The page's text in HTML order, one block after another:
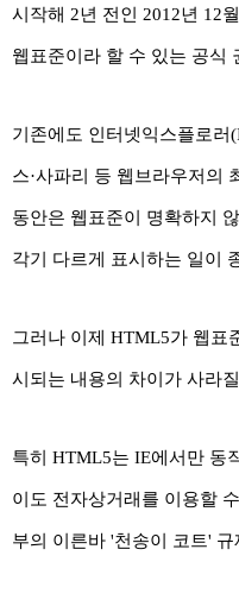
시작해 2년 전인 2012년 12
웹표준이라 할 수 있는 공식
기존에도 인터넷익스플로러
스·사파리 등 웹브라우저의
동안은 웹표준이 명확하지
각기 다르게 표시하는 일이
그러나 이제 HTML5가 웹표
시되는 내용의 차이가 사라
특히 HTML5는 IE에서만 동
이도 전자상거래를 이용할
부의 이른바 '천송이 코트'